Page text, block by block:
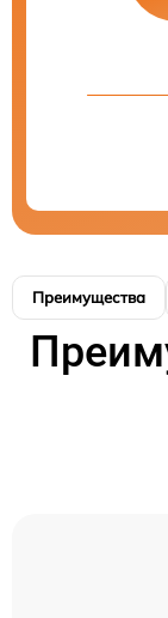
Преимущества